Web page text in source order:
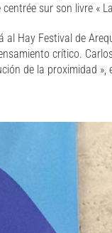
sur son livre «
al Hay Festival de
crítico.
de la proximidad